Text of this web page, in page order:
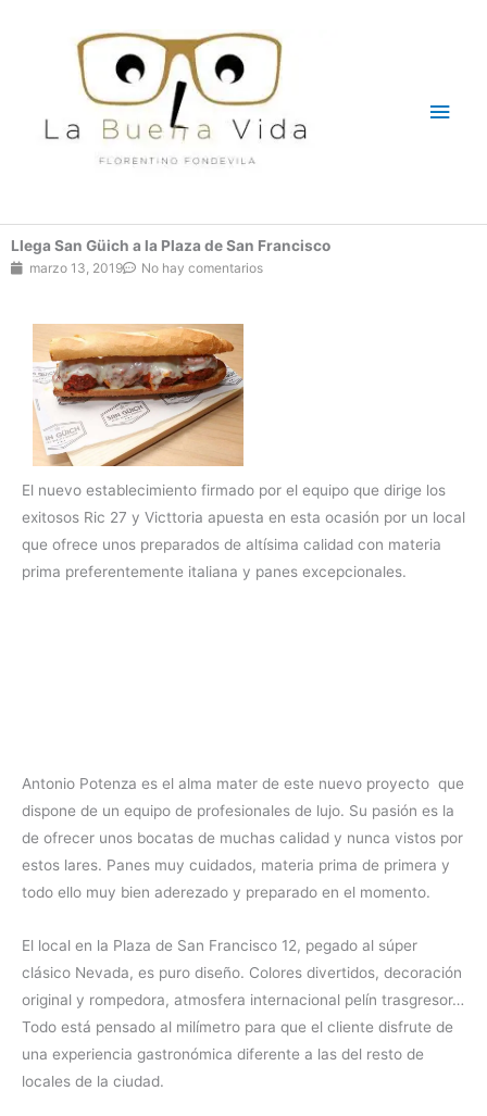
Llega San Güich a la Plaza de San Francisco
marzo 13, 2019 No hay comentarios
El nuevo establecimiento firmado por el equipo que dirige los
exitosos Ric 27 y Victtoria apuesta en esta ocasión por un local
que ofrece unos preparados de altísima calidad con materia
prima preferentemente italiana y panes excepcionales.
Antonio Potenza es el alma mater de este nuevo proyecto que
dispone de un equipo de profesionales de lujo. Su pasión es la
de ofrecer unos bocatas de muchas calidad y nunca vistos por
estos lares. Panes muy cuidados, materia prima de primera y
todo ello muy bien aderezado y preparado en el momento.
El local en la Plaza de San Francisco 12, pegado al súper
clásico Nevada, es puro diseño. Colores divertidos, decoración
original y rompedora, atmosfera internacional pelín trasgresor…
Todo está pensado al milímetro para que el cliente disfrute de
una experiencia gastronómica diferente a las del resto de
locales de la ciudad.